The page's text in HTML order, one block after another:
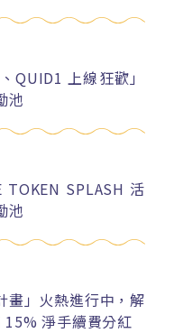
QUID1 上線狂歡」
池
SPLASH 活
池
畫」火熱進行中，解
淨手續費分紅